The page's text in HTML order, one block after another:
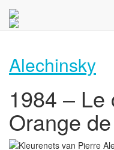
Alechinsky
1984 – Le
Orange